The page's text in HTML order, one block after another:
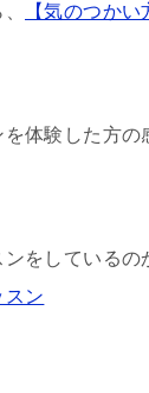
【気のつか
を体験した方
をしているの
スン